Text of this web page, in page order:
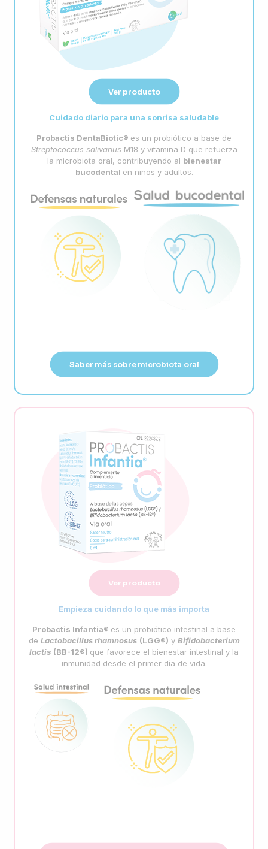
Ver producto
Cuidado diario para una sonrisa saludable
Probactis DentaBiotic® es un probiótico a base de
Streptococcus salivarius M18 y vitamina D que refuerza
la microbiota oral, contribuyendo al bienestar
bucodental en niños y adultos.
Saber más sobre microbiota oral
Ver producto
Empieza cuidando lo que más importa
Probactis Infantia® es un probiótico intestinal a base
de Lactobacillusrhamnosus (LGG®) y Bifidobacterium
lactis (BB-12®) que favorece el bienestar intestinal y la
inmunidad desde el primer día de vida.